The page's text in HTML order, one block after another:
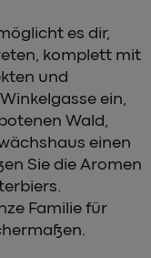
es dir,
komplett mit
und
ein,
Wald,
einen
Sie die Aromen
Familie für